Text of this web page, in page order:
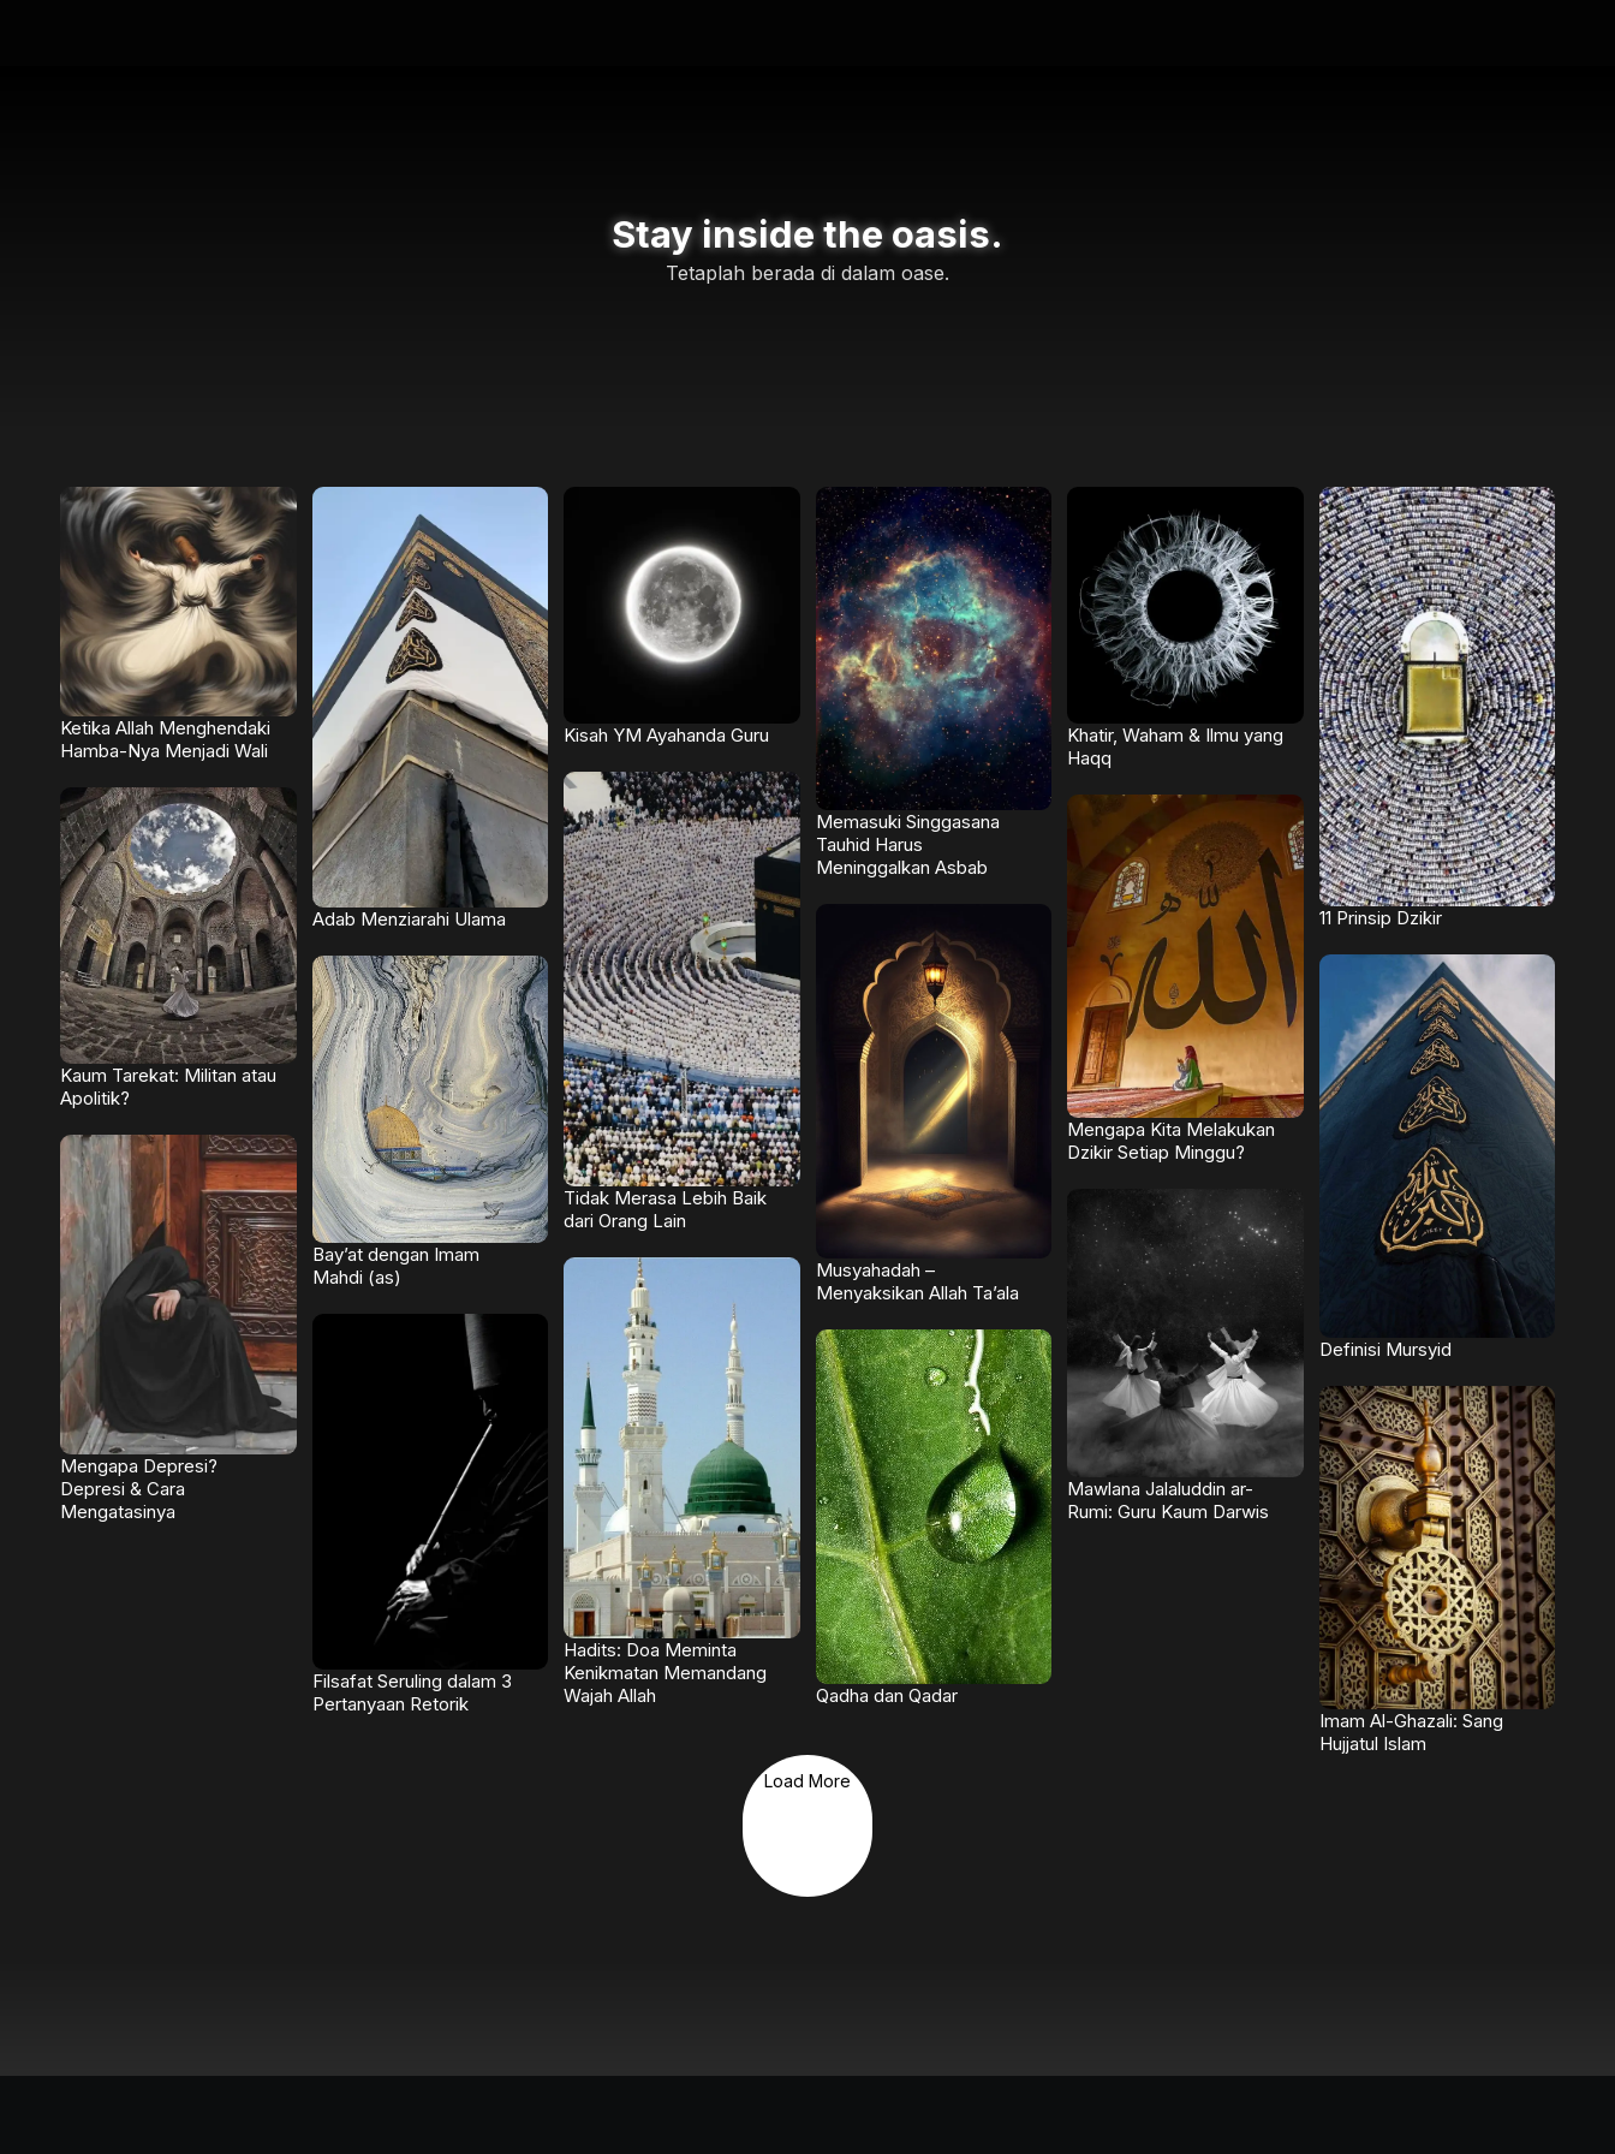
Stay inside the oasis.
Tetaplah berada di dalam oase.
Ketika Allah Menghendaki
Hamba-Nya Menjadi Wali
Adab Menziarahi Ulama
Kisah YM Ayahanda Guru
Memasuki Singgasana
Tauhid Harus
Meninggalkan Asbab
Khatir, Waham & Ilmu yang
Haqq
11 Prinsip Dzikir
Kaum Tarekat: Militan atau
Apolitik?
Bay’at dengan Imam
Mahdi (as)
Tidak Merasa Lebih Baik
dari Orang Lain
Musyahadah –
Menyaksikan Allah Ta’ala
Mengapa Kita Melakukan
Dzikir Setiap Minggu?
Definisi Mursyid
Mengapa Depresi?
Depresi & Cara
Mengatasinya
Filsafat Seruling dalam 3
Pertanyaan Retorik
Hadits: Doa Meminta
Kenikmatan Memandang
Wajah Allah
Qadha dan Qadar
Mawlana Jalaluddin ar-
Rumi: Guru Kaum Darwis
Imam Al-Ghazali: Sang
Hujjatul Islam
Load More